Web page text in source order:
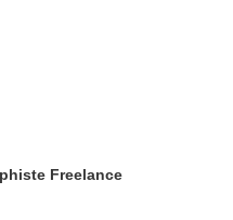
Freelance